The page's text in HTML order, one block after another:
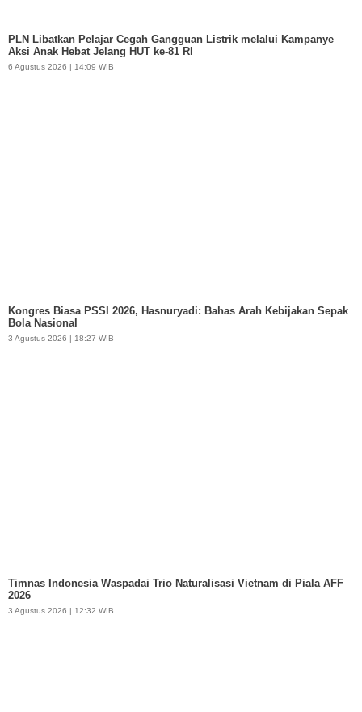
PLN Libatkan Pelajar Cegah Gangguan Listrik melalui Kampanye
Aksi Anak Hebat Jelang HUT ke-81 RI
6 Agustus 2026 | 14:09 WIB
Kongres Biasa PSSI 2026, Hasnuryadi: Bahas Arah Kebijakan Sepak
Bola Nasional
3 Agustus 2026 | 18:27 WIB
Timnas Indonesia Waspadai Trio Naturalisasi Vietnam di Piala AFF
2026
3 Agustus 2026 | 12:32 WIB